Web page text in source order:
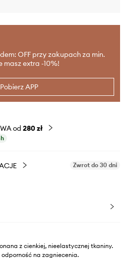
OFF przy zakupach za min.
masz extra -10%!
Pobierz APP
od 280 zł
Zwrot do 30 dni
z cienkiej, nieelastycznej tkaniny.
na zagniecenia.